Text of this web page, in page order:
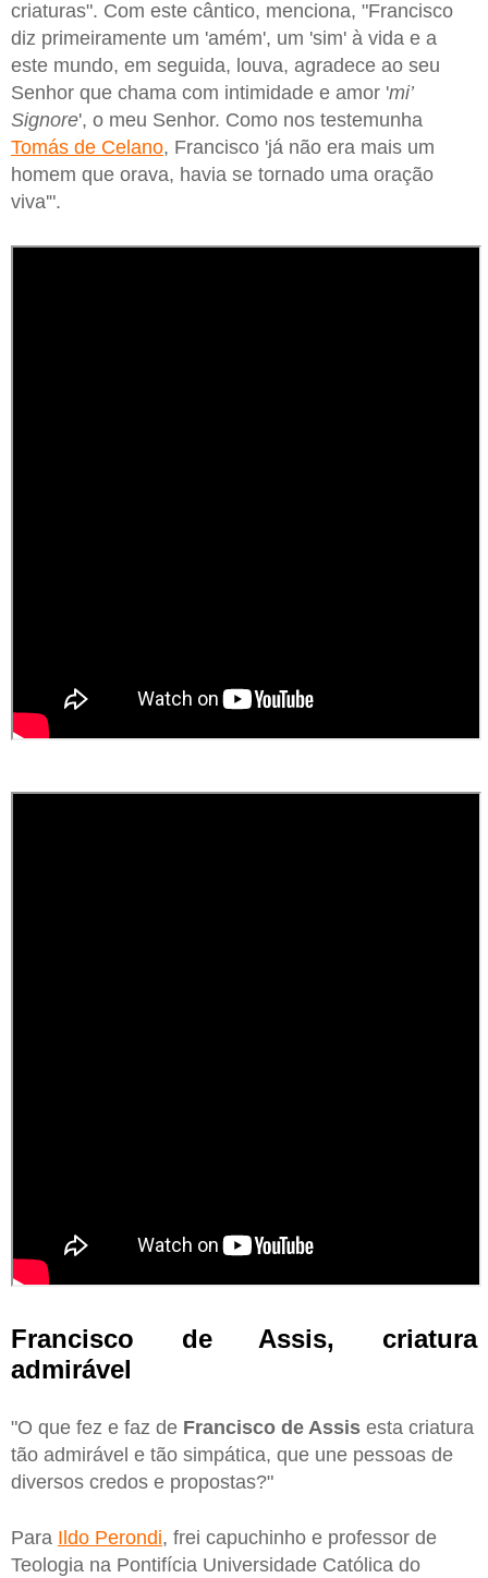
criaturas". Com este cântico, menciona, "Francisco
diz primeiramente um 'amém', um 'sim' à vida e a
este mundo, em seguida, louva, agradece ao seu
Senhor que chama com intimidade e amor 'mi’
Signore', o meu Senhor. Como nos testemunha
Tomás de Celano, Francisco 'já não era mais um
homem que orava, havia se tornado uma oração
viva'".
Francisco de Assis, criatura
admirável
"O que fez e faz de Francisco de Assis esta criatura
tão admirável e tão simpática, que une pessoas de
diversos credos e propostas?"
Para Ildo Perondi, frei capuchinho e professor de
Teologia na Pontifícia Universidade Católica do